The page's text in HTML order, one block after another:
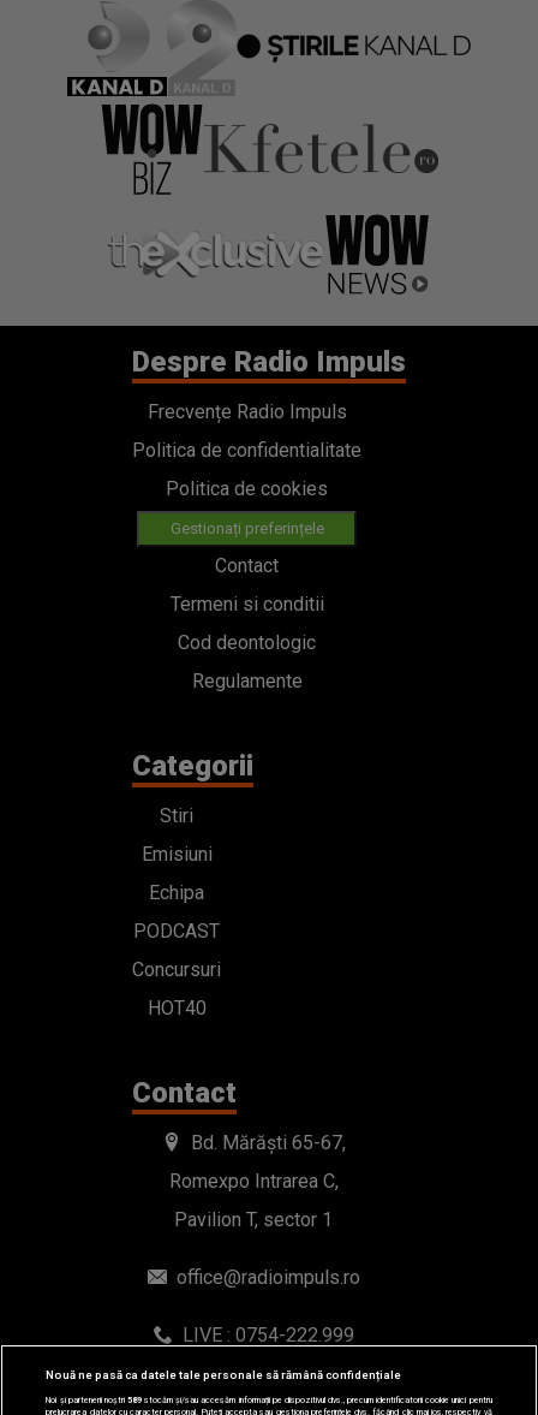
Despre Radio Impuls
Frecvențe Radio Impuls
Politica de confidentialitate
Politica de cookies
Gestionați preferințele
Contact
Termeni si conditii
Cod deontologic
Regulamente
Categorii
Stiri
Emisiuni
Echipa
PODCAST
Concursuri
HOT40
Contact
Bd. Mărăști 65-67,
Romexpo Intrarea C,
Pavilion T, sector 1
office@radioimpuls.ro
LIVE : 0754-222.999
WhatsApp: 0754-222.999
Nouă ne pasă ca datele tale personale să rămână confidențiale
Noi și partenerii noștri589stocăm și/sau accesăm informații pe dispozitivul dvs., precum identificatorii cookie unici pentru
prelucrarea datelor cu caracter personal. Puteți accepta sau gestiona preferințele dvs. făcând clic mai jos, respectiv vă